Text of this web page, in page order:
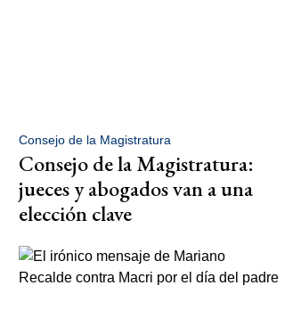
Consejo de la Magistratura
Consejo de la Magistratura:
jueces y abogados van a una
elección clave